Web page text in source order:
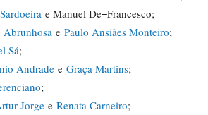
e Manuel De=Francesco;
Abrunhosa e Paulo Ansiães Monteiro;
Sá;
Andrade e Graça Martins;
;
Jorge e Renata Carneiro;